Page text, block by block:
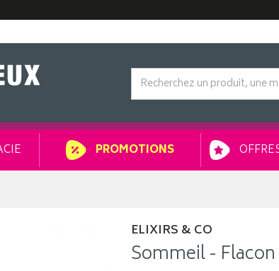
PROMOTIONS
ELIXIRS & CO
Sommeil -